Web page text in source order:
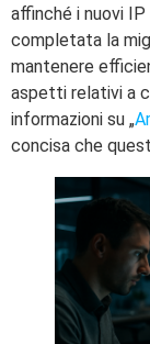
affinché i nuovi
completata la
mantenere
aspetti relativi a
informazioni su „
concisa che